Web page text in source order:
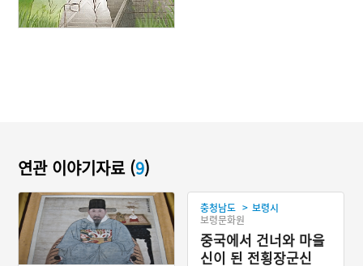
연관 이야기자료 (9)
충청남도 > 보령시
보령문화원
중국에서 건너와 마을
신이 된 전횡장군신